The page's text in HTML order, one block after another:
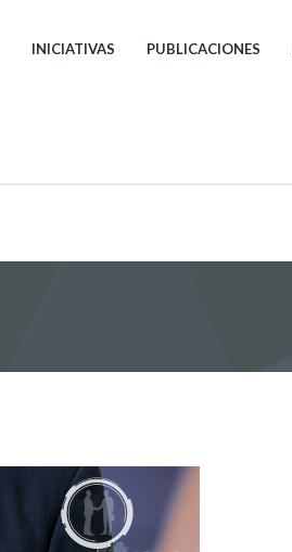
INICIATIVAS PUBLICACIONES